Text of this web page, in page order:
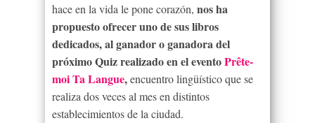
hace en la vida le pone corazón, nos ha
propuesto ofrecer uno de sus libros
dedicados, al ganador o ganadora del
próximo Quiz realizado en el eventoPrête-
moi Ta Langue,encuentro lingüístico que se
realiza dos veces al mes en distintos
establecimientos de la ciudad.